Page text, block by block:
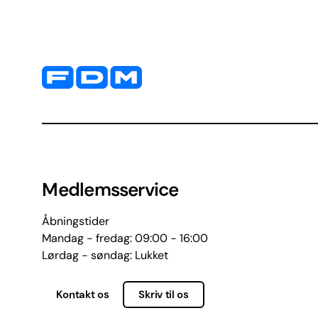
Yderligere information og kontaktoplysninger
Medlemsservice
Åbningstider
Mandag - fredag: 09:00 - 16:00
Lørdag - søndag: Lukket
Kontakt os Skriv til os